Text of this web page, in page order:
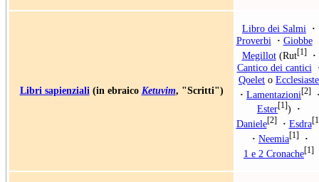
Libri sapienziali(in ebraico Ketuvim, "Scritti")
Libro dei Salmi
·
Proverbi
· Giobbe
Megillot(Rut[1]
·
Cantico dei cantici
Qoelet o Ecclesiaste
· Lamentazioni[2]
Ester[1])
·
Daniele[2] · Esdra
· Neemia[1]
·
1 e 2 Cronache[1]